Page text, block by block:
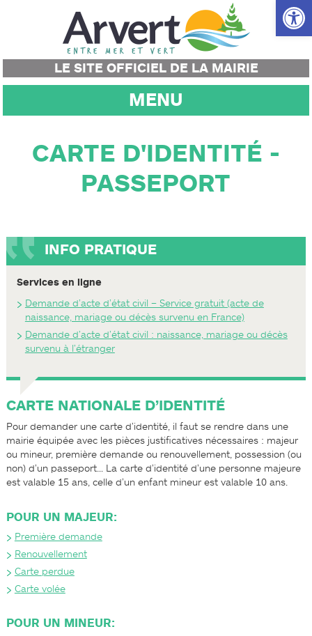
Ouvrir
LE SITE OFFICIEL DE LA MAIRIE
MENU
CARTE D'IDENTITÉ -
PASSEPORT
INFO PRATIQUE
Services en ligne
Demande d’acte d’état civil – Service gratuit (acte de
naissance, mariage ou décès survenu en France)
Demande d’acte d’état civil : naissance, mariage ou décès
survenu à l’étranger
CARTE NATIONALE D’IDENTITÉ
Pour demander une carte d’identité, il faut se rendre dans une
mairie équipée avec les pièces justificatives nécessaires : majeur
ou mineur, première demande ou renouvellement, possession (ou
non) d’un passeport… La carte d’identité d’une personne majeure
est valable 15 ans, celle d’un enfant mineur est valable 10 ans.
POUR UN MAJEUR:
Première demande
Renouvellement
Carte perdue
Carte volée
POUR UN MINEUR: